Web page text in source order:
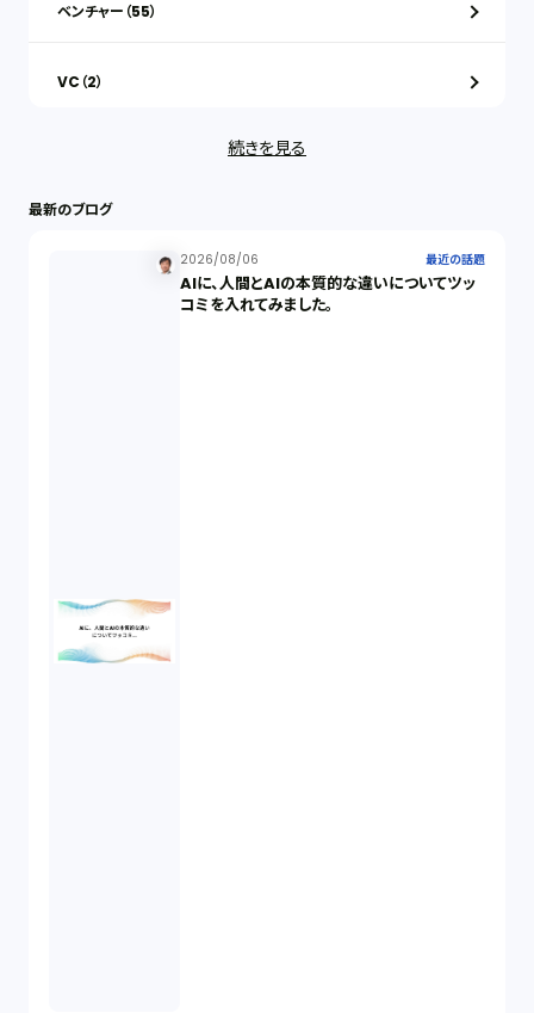
ベンチャー（55）
VC（2）
最近の話題（122）
契約（2）
続きを見る
最新のブログ
2026/08/06 最近の話題
AIに、人間とAIの本質的な違いについてツッ
コミを入れてみました。